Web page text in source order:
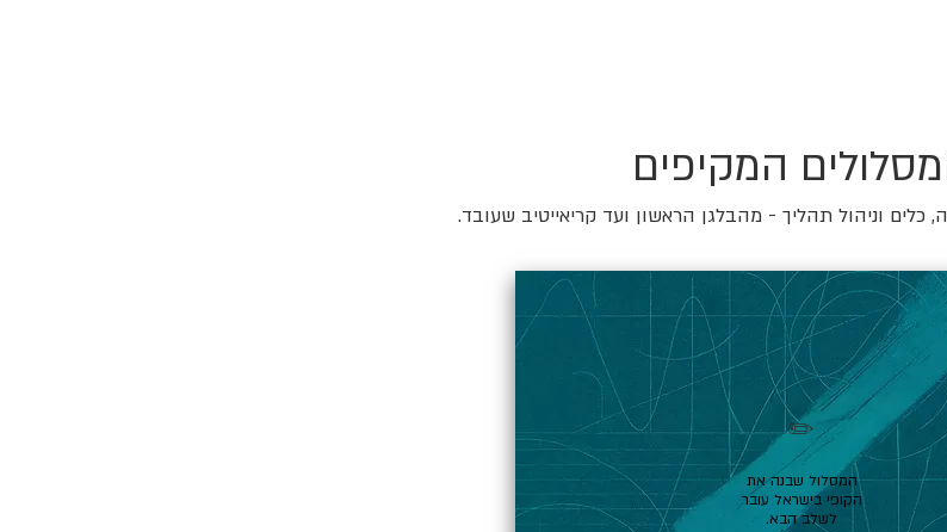
המקיפים
וניהול תהליך - מהבלגן הראשון ועד קריאייטיב שעובד.
✏️
המסלול שבנה את
הקופי בישראל עובר
לשלב הבא.